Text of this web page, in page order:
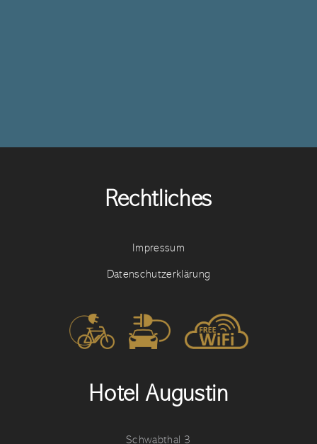
Hotel Augustin
Schwabthal 3
Rechtliches
Impressum
Datenschutzerklärung